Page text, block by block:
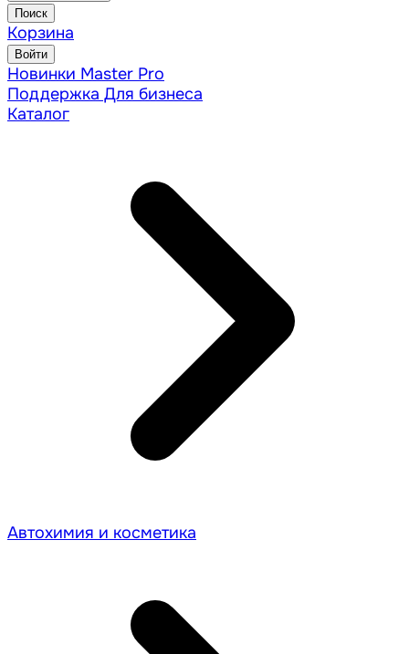
Поиск
Корзина
Войти
Новинки Master Pro
Поддержка Для бизнеса
Каталог
Автохимия и косметика